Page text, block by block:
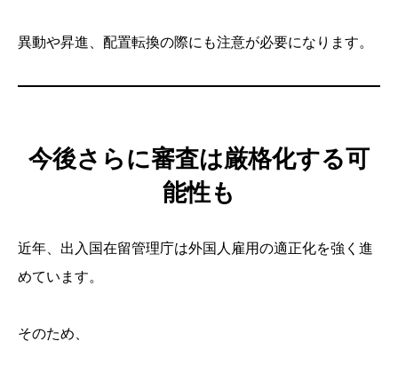
異動や昇進、配置転換の際にも注意が必要になります。
今後さらに審査は厳格化する可
能性も
近年、出入国在留管理庁は外国人雇用の適正化を強く進
めています。
そのため、